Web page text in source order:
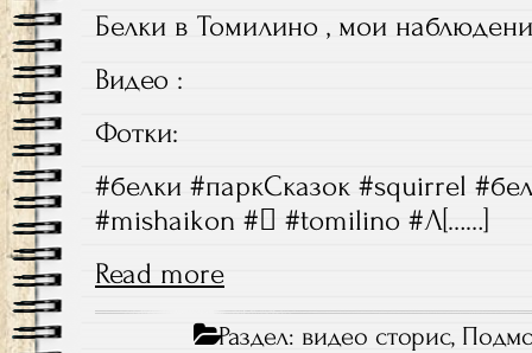
Белки в Томилино , мои
Видео :
Фотки:
#белки #паркСказок #squirrel
#mishaikon #️ #tomilino #Л[……]
Read more
Раздел: видео сторис,